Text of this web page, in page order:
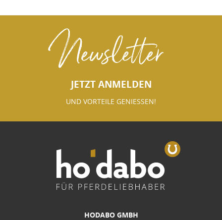
Newsletter
JETZT ANMELDEN
UND VORTEILE GENIESSEN!
HODABO GMBH